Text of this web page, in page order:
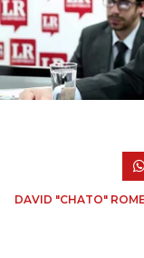
DAVID "CHATO"